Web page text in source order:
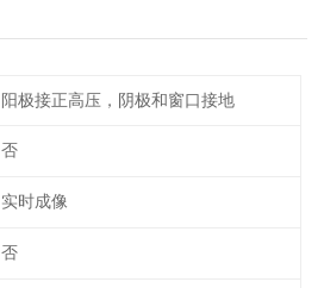
阳极接正高压，阴极和窗口接地
否
实时成像
否